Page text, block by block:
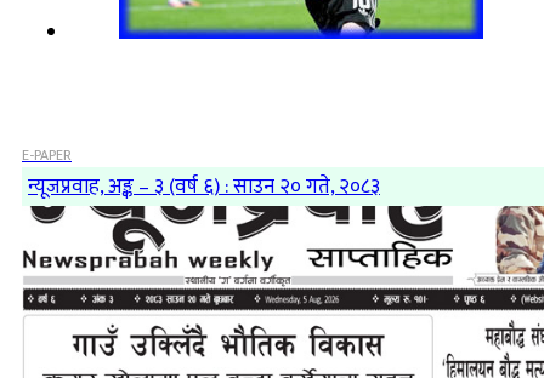
E-PAPER
न्यूजप्रवाह, अङ्क – ३ (वर्ष ६) : साउन २० गते, २०८३